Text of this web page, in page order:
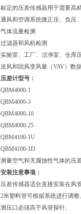
标定的压差传感器用于需要高
通风和空调系统微正压、负压
气体流量检测
过滤器和风机检测
实验室、工厂、洁净室、仓库
送风和回风变风量（VAV）数
压差计型号：
QBM4000-1
QBM4000-3
QBM4000-10
QBM4000-25
QBM4100-1U
QBM4100-1D
测量空气和无腐蚀性气体的压
安装注意事项：
压差传感器适合直接安装在风
2米塑料管可根据系统进行调整
测压口必须高于风管探针。